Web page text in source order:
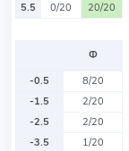
5.5
0/20 20/20
Ф
-0.5
8/20
-1.5
2/20
-2.5
2/20
-3.5
1/20